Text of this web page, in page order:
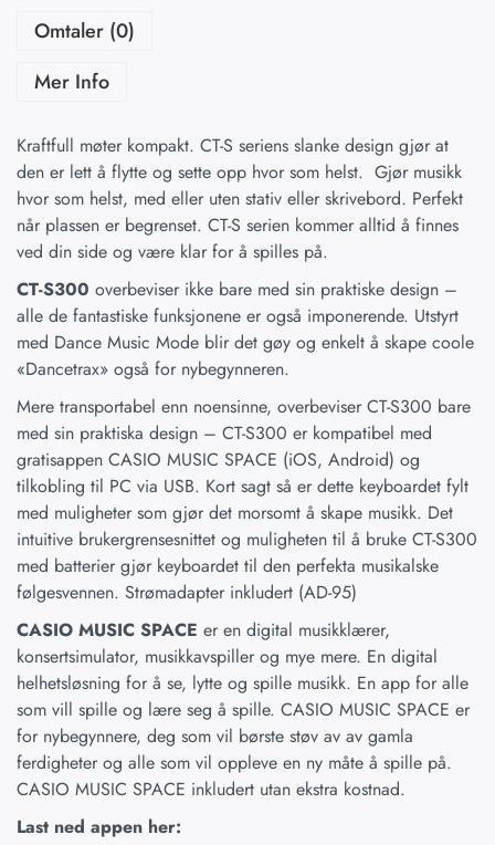
Omtaler (0)
Mer Info
Kraftfull møter kompakt. CT-S seriens slanke design gjør at
den er lett å flytte og sette opp hvor som helst. Gjør musikk
hvor som helst, med eller uten stativ eller skrivebord. Perfekt
når plassen er begrenset. CT-S serien kommer alltid å finnes
ved din side og være klar for å spilles på.
CT-S300 overbeviser ikke bare med sin praktiske design –
alle de fantastiske funksjonene er også imponerende. Utstyrt
med Dance Music Mode blir det gøy og enkelt å skape coole
«Dancetrax» også for nybegynneren.
Mere transportabel enn noensinne, overbeviser CT-S300 bare
med sin praktiska design – CT-S300 er kompatibel med
gratisappen CASIO MUSIC SPACE (iOS, Android) og
tilkobling til PC via USB. Kort sagt så er dette keyboardet fylt
med muligheter som gjør det morsomt å skape musikk. Det
intuitive brukergrensesnittet og muligheten til å bruke CT-S300
med batterier gjør keyboardet til den perfekta musikalske
følgesvennen. Strømadapter inkludert (AD-95)
CASIO MUSIC SPACE er en digital musikklærer,
konsertsimulator, musikkavspiller og mye mere. En digital
helhetsløsning for å se, lytte og spille musikk. En app for alle
som vill spille og lære seg å spille. CASIO MUSIC SPACE er
for nybegynnere, deg som vil børste støv av av gamla
ferdigheter og alle som vil oppleve en ny måte å spille på.
CASIO MUSIC SPACE inkludert utan ekstra kostnad.
Last ned appen her: